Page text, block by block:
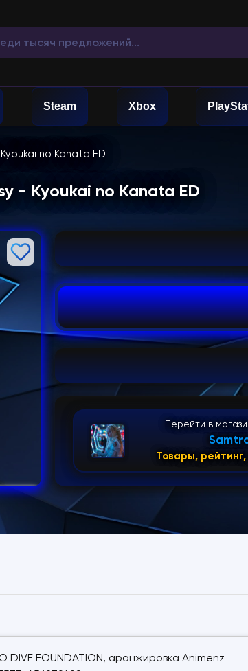
Steam Xbox
no Kanata ED
- Kyoukai no Kanata ED
Перейти в
Товары,
DIVE FOUNDATION, аранжировка Animenz